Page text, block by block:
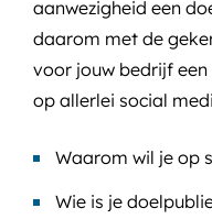
aanwezigheid een
daarom met de
voor jouw bedrijf
op allerlei social
Waarom wil je op
Wie is je